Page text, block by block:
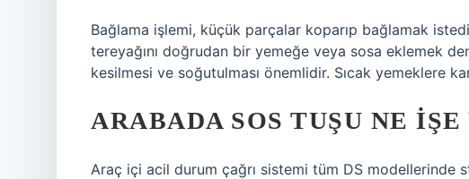
Bağlama işlemi, küçük parçalar koparıp bağlamak
tereyağını doğrudan bir yemeğe veya sosa eklemek
kesilmesi ve soğutulması önemlidir. Sıcak yemeklere
ARABADA SOS TUŞU NE IŞE
Araç içi acil durum çağrı sistemi tüm DS modellerinde